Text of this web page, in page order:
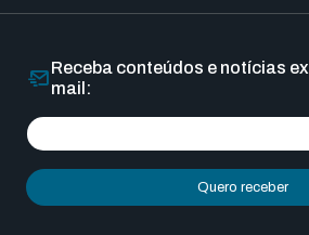
Receba conteúdos e notícias
mail:
Quero receber